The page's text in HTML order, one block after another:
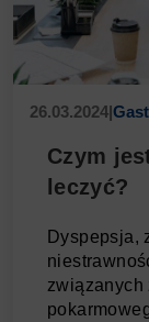
26.03.2024|
Czym
leczyć?
Dyspepsja,
związanych